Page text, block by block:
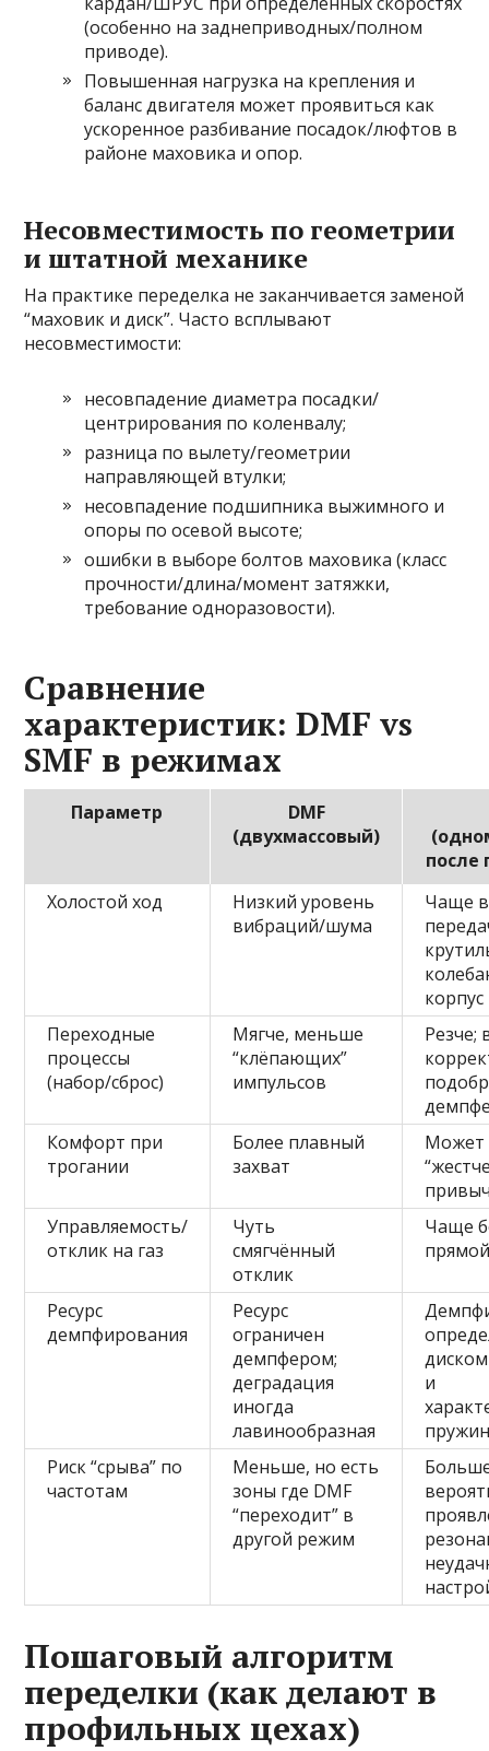
(особенно на заднеприводных/полном
приводе).
Повышенная нагрузка на крепления и
баланс двигателя может проявиться как
ускоренное разбивание посадок/люфтов в
районе маховика и опор.
Несовместимость по геометрии
и штатной механике
На практике переделка не заканчивается заменой
“маховик и диск”. Часто всплывают
несовместимости:
несовпадение диаметра посадки/
центрирования по коленвалу;
разница по вылету/геометрии
направляющей втулки;
несовпадение подшипника выжимного и
опоры по осевой высоте;
ошибки в выборе болтов маховика (класс
прочности/длина/момент затяжки,
требование одноразовости).
Сравнение
характеристик: DMF vs
SMF в режимах
Параметр
DMF
(двухмассовый)
после
Холостой ход
Низкий уровень
вибраций/шума
Чаще
корпус
Переходные
процессы
(набор/сброс)
Мягче, меньше
“клёпающих”
импульсов
Резче;
Комфорт при
трогании
Более плавный
захват
Может
Управляемость/
отклик на газ
Чуть
смягчённый
отклик
Чаще
Ресурс
демпфирования
Ресурс
ограничен
демпфером;
деградация
иногда
лавинообразная
и
Риск “срыва” по
частотам
Меньше, но есть
зоны где DMF
“переходит” в
другой режим
Пошаговый алгоритм
переделки (как делают в
профильных цехах)